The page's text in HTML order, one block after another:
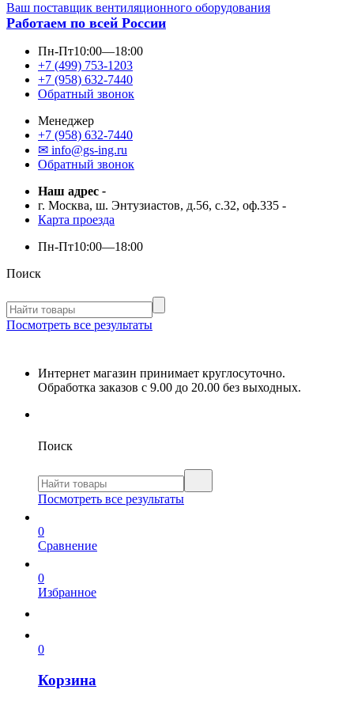
Ваш поставщик вентиляционного оборудования
Работаем по всей России
Пн-Пт10:00—18:00
+7 (499) 753-1203
+7 (958) 632-7440
Обратный звонок
Менеджер
+7 (958) 632-7440
✉ info@gs-ing.ru
Обратный звонок
Наш адрес -
г. Москва, ш. Энтузиастов, д.56, с.32, оф.335 -
Карта проезда
Пн-Пт10:00—18:00
Поиск
Посмотреть все результаты
Интернет магазин принимает круглосуточно.
Обработка заказов с 9.00 до 20.00 без выходных.
Поиск
Посмотреть все результаты
0
Сравнение
0
Избранное
0
Корзина